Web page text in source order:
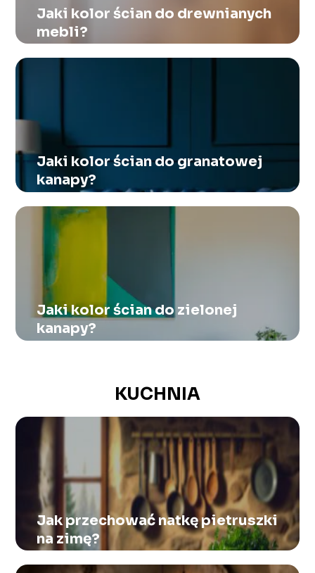
Jaki kolor ścian do drewnianych
mebli?
Jaki kolor ścian do granatowej
kanapy?
Jaki kolor ścian do zielonej
kanapy?
KUCHNIA
Jak przechować natkę pietruszki
na zimę?